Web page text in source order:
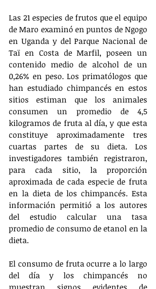
Las 21 especies de frutos que el equipo
de Maro examinó en puntos de Ngogo
en Uganda y del Parque Nacional de
Taï en Costa de Marfil, poseen un
contenido medio de alcohol de un
0,26% en peso. Los primatólogos que
han estudiado chimpancés en estos
sitios estiman que los animales
consumen un promedio de 4,5
kilogramos de fruta al día, y que esta
constituye aproximadamente tres
cuartas partes de su dieta. Los
investigadores también registraron,
para cada sitio, la proporción
aproximada de cada especie de fruta
en la dieta de los chimpancés. Esta
información permitió a los autores
del estudio calcular una tasa
promedio de consumo de etanol en la
dieta.
El consumo de fruta ocurre a lo largo
del día y los chimpancés no